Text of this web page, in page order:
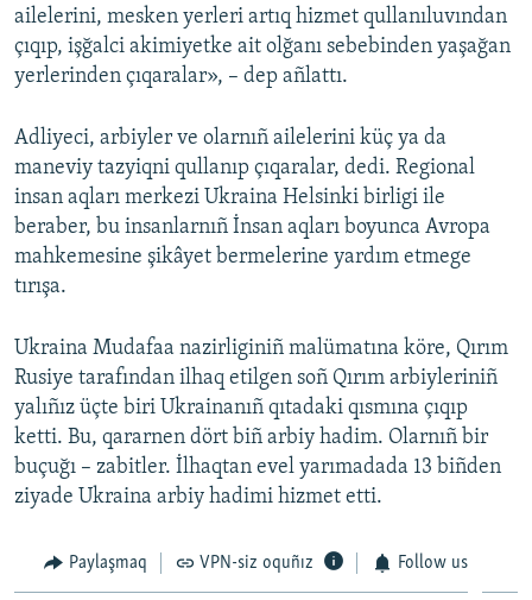
RFE/RS bütün saytları
ailelerini, mesken yerleri artıq hizmet qullanıluvından
çıqıp, işğalci akimiyetke ait olğanı sebebinden yaşağan
yerlerinden çıqaralar», – dep añlattı.
Adliyeci, arbiyler ve olarnıñ ailelerini küç ya da
maneviy tazyiqni qullanıp çıqaralar, dedi. Regional
insan aqları merkezi Ukraina Helsinki birligi ile
beraber, bu insanlarnıñ İnsan aqları boyunca Avropa
mahkemesine şikâyet bermelerine yardım etmege
tırışa.
Ukraina Mudafaa nazirliginiñ malümatına köre, Qırım
Rusiye tarafından ilhaq etilgen soñ Qırım arbiyleriniñ
yalıñız üçte biri Ukrainanıñ qıtadaki qısmına çıqıp
ketti. Bu, qararnen dört biñ arbiy hadim. Olarnıñ bir
buçuğı – zabitler. İlhaqtan evel yarımadada 13 biñden
ziyade Ukraina arbiy hadimi hizmet etti.
Paylaşmaq VPN-siz oquñız Follow us